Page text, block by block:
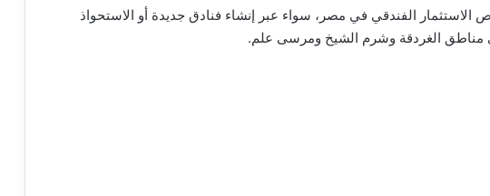
الاستثمار الفندقي في مصر، سواء عبر إنشاء فنادق جديدة أو الاستحواذ
مناطق الغردقة وشرم الشيخ ومرسى علم.